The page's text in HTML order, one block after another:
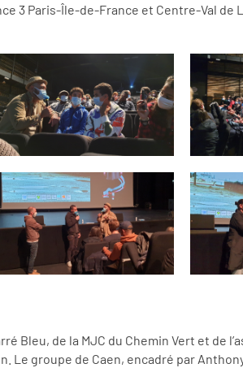
3 Paris-Île-de-France et Centre-Val de
Bleu, de la MJC du Chemin Vert et
Le groupe de Caen, encadré par